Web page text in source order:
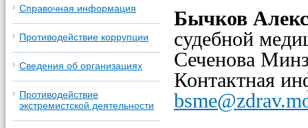
Бычков
судебной
Сеченова
Контактная
Справочная информация
Противодействие коррупции
Сведения об организациях
Противодействие
экстремистской деятельности